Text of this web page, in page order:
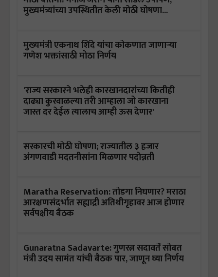
मुख्यमंत्र्यांच्या उपस्थितीत केली मोठी घोषणा...
मुख्यमंत्री एकनाथ शिंदे यांचा कोकणात जाणाऱ्या
गणेश भक्तांसाठी मोठा निर्णय
'राज्य सरकारने भलेही कारखानदारांच्या कितीही
दाढ्या कुरवाळल्या तरी आम्हाला जो कारखाना
जास्त दर देईल त्यालाच आम्ही ऊस देणार'
सरकारची मोठी घोषणा; राज्यातील ३ हजार
अंगणवाडी मदतनीसांना मिळणार पदोन्नती
Maratha Reservation: तोडगा निघणार? मराठा
आरक्षणसंदर्भात सह्याद्री अतिथीगृहावर आज होणार
सर्वपक्षीय बैठक
Gunaratna Sadavarte: गुणरत्न सदावर्तें सोबत
मंत्री उदय सामंत यांची बैठक पार, जाणून घ्या निर्णय